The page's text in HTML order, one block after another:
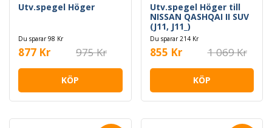
Utv.spegel Höger
Du sparar 98 Kr
877 Kr 975 Kr
KÖP
Utv.spegel Höger till
NISSAN QASHQAI II SUV
(J11, J11_)
Du sparar 214 Kr
855 Kr 1 069 Kr
KÖP